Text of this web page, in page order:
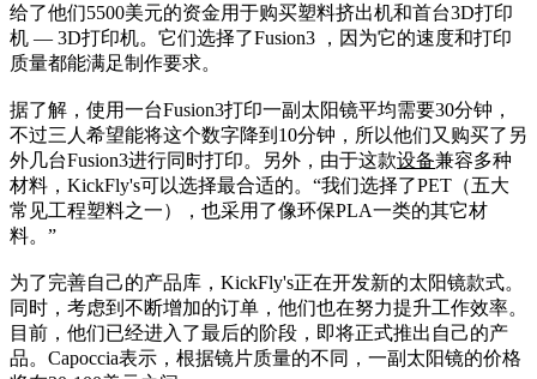
给了他们5500美元的资金用于购买塑料挤出机和首台3D打印
机 — 3D打印机。它们选择了Fusion3 ，因为它的速度和打印
质量都能满足制作要求。
据了解，使用一台Fusion3打印一副太阳镜平均需要30分钟，
不过三人希望能将这个数字降到10分钟，所以他们又购买了另
外几台Fusion3进行同时打印。另外，由于这款设备兼容多种
材料，KickFly's可以选择最合适的。“我们选择了PET（五大
常见工程塑料之一），也采用了像环保PLA一类的其它材
料。”
为了完善自己的产品库，KickFly's正在开发新的太阳镜款式。
同时，考虑到不断增加的订单，他们也在努力提升工作效率。
目前，他们已经进入了最后的阶段，即将正式推出自己的产
品。Capoccia表示，根据镜片质量的不同，一副太阳镜的价格